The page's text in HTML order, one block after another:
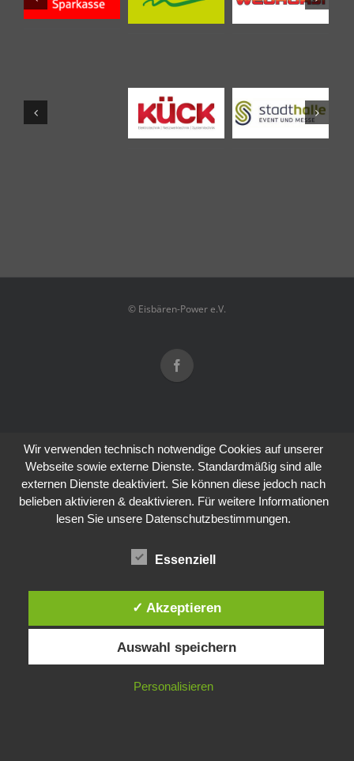
© Eisbären-Power e.V.
Wir verwenden technisch notwendige Cookies auf unserer
Webseite sowie externe Dienste. Standardmäßig sind alle
externen Dienste deaktiviert. Sie können diese jedoch nach
belieben aktivieren & deaktivieren. Für weitere Informationen
lesen Sie unsere Datenschutzbestimmungen.
Essenziell
✓ Akzeptieren
Auswahl speichern
Personalisieren